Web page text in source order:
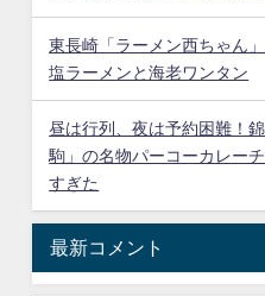
東長崎「ラーメン西ちゃん
塩ラーメンと海老ワンタン
昼は行列、夜は予約困難！
駒」の名物パーコーカレー
すぎた
最新コメント